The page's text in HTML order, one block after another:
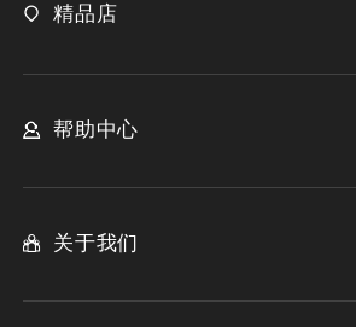
精品店
帮助中心
关于我们